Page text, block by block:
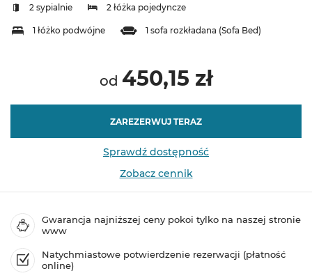
2 sypialnie 2 łóżka pojedyncze
1 łóżko podwójne 1 sofa rozkładana (Sofa Bed)
od 450,15 zł
ZAREZERWUJ TERAZ
Sprawdź dostępność
Zobacz cennik
Gwarancja najniższej ceny pokoi tylko na naszej stronie
www
Natychmiastowe potwierdzenie rezerwacji (płatność
online)